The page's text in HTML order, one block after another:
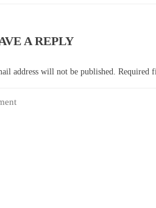
A REPLY
address will not be published. Required